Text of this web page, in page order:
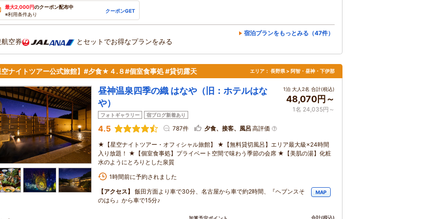
最大2,000円のクーポン配布中
※利用条件あり
クーポンGET
宿泊プランをもっとみる（47件）
空券 とセットでお得なプランをみる
空ナイトツアー公式旅館】#夕食★４.８#個室食事処 #貸切露天 エリア： 長野県 > 阿智・昼神・下伊那
昼神温泉四季の織 はなや（旧：ホテルはな
や）
フォトギャラリー 宿ブログ新着あり
1泊 大人2名 合計(税込)
48,070円～
1名 24,035円～
4.5 787件 夕食、接客、風呂 高評価
★【星空ナイトツアー・オフィシャル旅館】 ★【無料貸切風呂】エリア最大級×24時間
入り放題！ ★【個室食事処】プライベート空間で味わう季節の会席 ★【美肌の湯】化粧
水のようにとろりとした泉質
1時間前に予約されました
【アクセス】
飯田方面より車で30分、名古屋から車で約2時間、『ヘブンスそ
のはら』から車で15分♪
MAP
合計(税込)